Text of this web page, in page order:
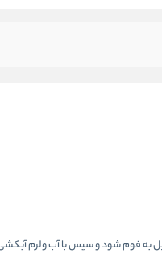
به فوم شود و سپس با آب ولرم